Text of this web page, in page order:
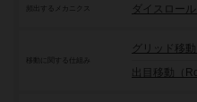
頻出するメカニクス ダイスロー
移動に関する仕組み
グリッド移
出目移動（